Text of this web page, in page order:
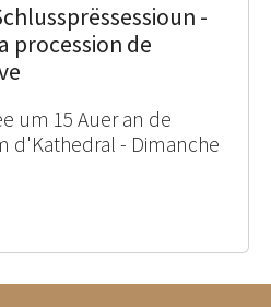
-
procession de
um 15 Auer an de
d'Kathedral - Dimanche